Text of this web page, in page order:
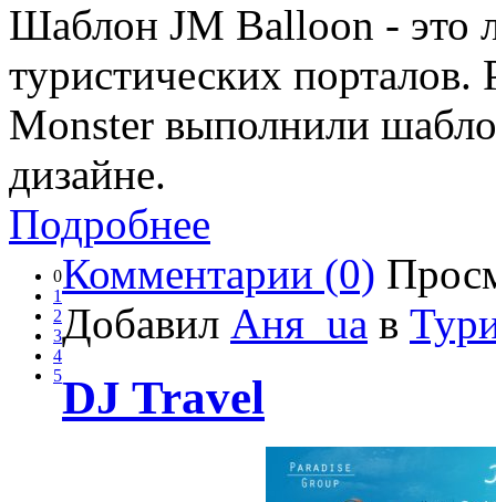
Шаблон JM Balloon - это
туристических порталов.
Monster выполнили
дизайне.
Подробнее
0
1
2
3
4
5
Комментарии (0)
Добавил Аня_ua в
DJ Travel